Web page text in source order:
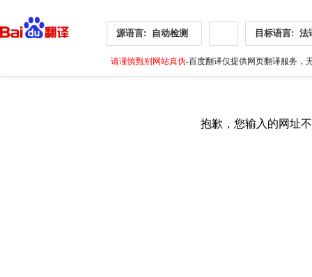
源语言: 自动检测 目标语言: 法
请谨慎甄别网站真伪-百度翻译仅提供网页翻译服务，